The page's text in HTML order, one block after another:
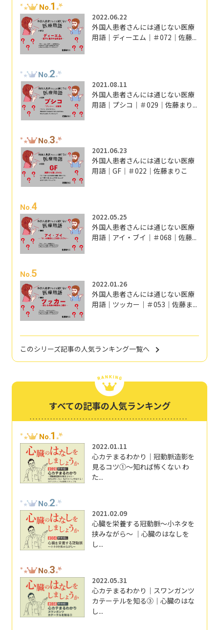
No.1
2022.06.22
外国人患者さんには通じない医療
用語｜ディーエム｜＃072｜佐藤...
No.2
2021.08.11
外国人患者さんには通じない医療
用語｜プシコ｜＃029｜佐藤まり...
No.3
2021.06.23
外国人患者さんには通じない医療
用語｜GF｜＃022｜佐藤まりこ
No.4
2022.05.25
外国人患者さんには通じない医療
用語｜アイ・ブイ｜＃068｜佐藤...
No.5
2022.01.26
外国人患者さんには通じない医療
用語｜ツッカー｜＃053｜佐藤ま...
このシリーズ記事の人気ランキング一覧へ
すべての記事の人気ランキング
No.1
2022.01.11
心カテまるわかり｜冠動脈造影を
見るコツ①～知れば怖くない わ
た...
No.2
2021.02.09
心臓を栄養する冠動脈～小ネタを
挟みながら～ ｜心臓のはなしを
し...
No.3
2022.05.31
心カテまるわかり｜スワンガンツ
カテーテルを知る③｜心臓のはな
し...